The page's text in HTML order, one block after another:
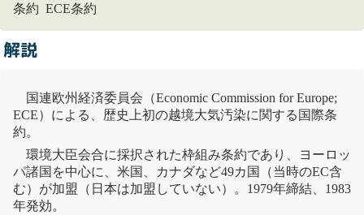
条約 ECE条約
解説
国連欧州経済委員会（Economic Commission for Europe;
ECE）による、歴史上初の越境大気汚染に関する国際条
約。
環境大臣会合に採択された枠組み条約であり、ヨーロッ
パ諸国を中心に、米国、カナダなど49カ国（当時のEC含
む）が加盟（日本は加盟していない）。1979年締結、1983
年発効。